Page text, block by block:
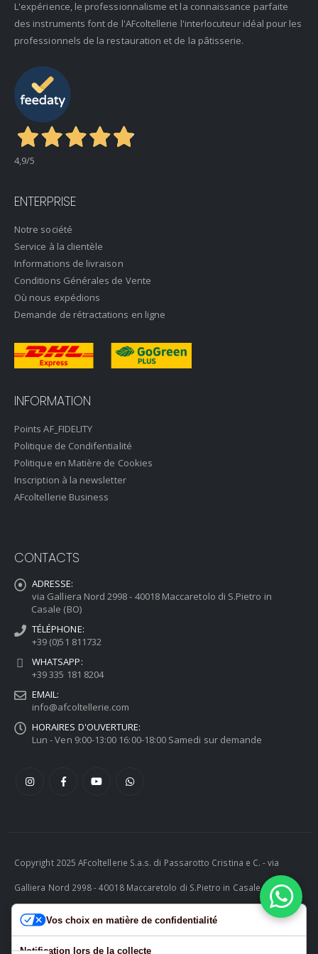
L'expérience, le professionnalisme et la connaissance parfaite
des instruments font de l'AFcoltellerie l'interlocuteur idéal pour les
professionnels de la restauration et de la pâtisserie.
4,9/5
ENTERPRISE
Notre société
Service à la clientèle
Informations de livraison
Conditions Générales de Vente
Où nous expédions
Demande de rétractations en ligne
INFORMATION
Points AF_FIDELITY
Politique de Condifentialité
Politique en Matière de Cookies
Inscription à la newsletter
AFcoltellerie Business
CONTACTS
ADRESSE:
via Galliera Nord 2998 - 40018 Maccaretolo di S.Pietro in
Casale (BO)
TÉLÉPHONE:
+39 (0)51 811732
WHATSAPP:
+39 335 181 8204
EMAIL:
info@afcoltellerie.com
HORAIRES D'OUVERTURE:
Lun - Ven 9:00-13:00 16:00-18:00 Samedi sur demande
Copyright 2025 AFcoltellerie S.a.s. di Passarotto Cristina e C. - via
Galliera Nord 2998 - 40018 Maccaretolo di S.Pietro in Casale (BO) -
ITALY P.I. 04230081202 | tel. +39 051 811732 | e-mail:
info@afcoltellerie.com -- Powered by Cosmobile Srl
Vos choix en matière de confidentialité
Notification lors de la collecte